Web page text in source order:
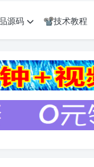
源码 📽️技术教程